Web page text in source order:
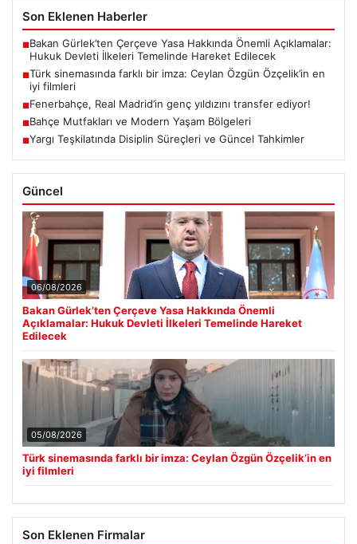
Son Eklenen Haberler
■Bakan Gürlek’ten Çerçeve Yasa Hakkında Önemli Açıklamalar:
Hukuk Devleti İlkeleri Temelinde Hareket Edilecek
■Türk sinemasında farklı bir imza: Ceylan Özgün Özçelik’in en
iyi filmleri
■Fenerbahçe, Real Madrid’in genç yıldızını transfer ediyor!
■Bahçe Mutfakları ve Modern Yaşam Bölgeleri
■Yargı Teşkilatında Disiplin Süreçleri ve Güncel Tahkimler
Güncel
06/08/2026
Bakan Gürlek’ten Çerçeve Yasa Hakkında Önemli
Açıklamalar: Hukuk Devleti İlkeleri Temelinde Hareket
Edilecek
05/08/2026
Türk sinemasında farklı bir imza: Ceylan Özgün Özçelik’in en
iyi filmleri
Son Eklenen Firmalar